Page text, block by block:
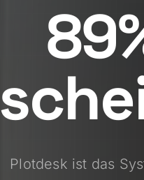
Plotdesk ist das